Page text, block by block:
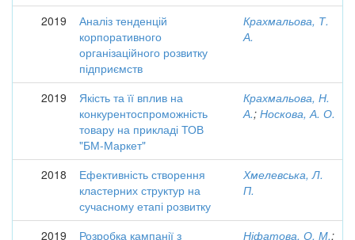
2019
Аналіз тенденцій
корпоративного
організаційного розвитку
підприємств
Крахмальова, Т.
А.
2019
Якість та її вплив на
конкурентоспроможність
товару на прикладі ТОВ
"БМ-Маркет"
Крахмальова, Н.
А.; Носкова, А. О.
2018
Ефективність створення
кластерних структур на
сучасному етапі розвитку
Хмелевська, Л.
П.
2019 Розробка кампанії з Ніфатова, О. М.;